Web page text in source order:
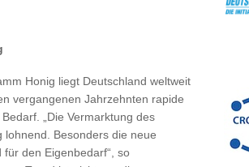
Honig liegt Deutschland weltweit
vergangenen Jahrzehnten rapide
„Die Vermarktung des
lohnend. Besonders die neue
den Eigenbedarf“, so